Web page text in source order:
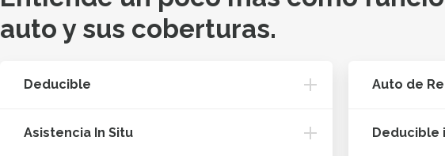
auto y sus coberturas.
Deducible
Asistencia In Situ
Auto de
Deducible